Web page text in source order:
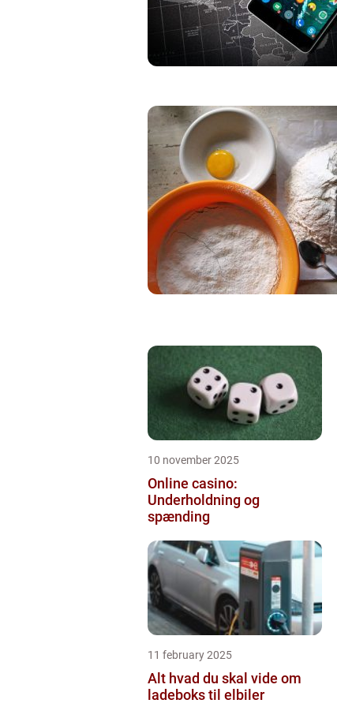
10 november 2025
Online casino:
Underholdning og
spænding
11 february 2025
Alt hvad du skal vide om
ladeboks til elbiler